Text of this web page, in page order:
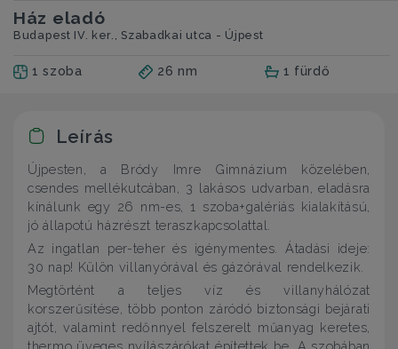
Ház eladó
Budapest IV. ker., Szabadkai utca - Újpest
1 szoba 26 nm 1 fürdő
Leírás
Újpesten, a Bródy Imre Gimnázium közelében,
csendes mellékutcában, 3 lakásos udvarban, eladásra
kínálunk egy 26 nm-es, 1 szoba+galériás kialakítású,
jó állapotú házrészt teraszkapcsolattal.
Az ingatlan per-teher és igénymentes. Átadási ideje:
30 nap! Külön villanyórával és gázórával rendelkezik.
Megtörtént a teljes víz és villanyhálózat
korszerűsítése, több ponton záródó biztonsági bejárati
ajtót, valamint redőnnyel felszerelt műanyag keretes,
thermo üveges nyílászárókat építettek be. A szobában